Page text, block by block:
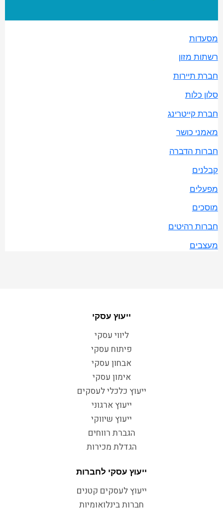
מסעדות
רשתות מזון
חברת תיירות
סלון כלות
חברת קייטרינג
מאמני כושר
חברות הדברה
קבלנים
מפעלים
מוסכים
חברות רהיטים
מעצבים
ייעוץ עסקי
ליווי עסקי
פיתוח עסקי
אבחון עסקי
אימון עסקי
ייעוץ כלכלי לעסקים
ייעוץ ארגוני
ייעוץ שיווקי
הגברת רווחים
הגדלת מכירות
ייעוץ עסקי לחברות
ייעוץ לעסקים קטנים
חברות בינלואומיות